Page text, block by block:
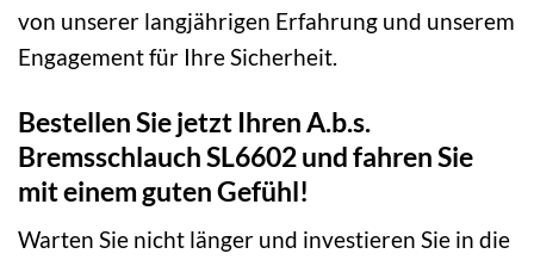
von unserer langjährigen Erfahrung und unserem
Engagement für Ihre Sicherheit.
Bestellen Sie jetzt Ihren A.b.s.
Bremsschlauch SL6602 und fahren Sie
mit einem guten Gefühl!
Warten Sie nicht länger und investieren Sie in die